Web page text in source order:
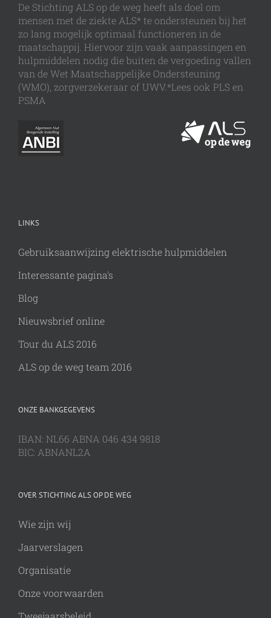
De Stichting ALS op de weg heeft als doel om
mensen met de ziekte ALS* te ondersteunen bij het
zo lang mogelijk optimaal functioneren in de
maatschappij. Hiervoor zijn vaak aanpassingen en
hulpmiddelen nodig die buiten de vergoeding vallen
van de Wet Maatschappelijke Ondersteuning
(WMO), zorgverzekeraar of UWV.*Lees ook PLS en
PSMA
LINKS
Gebruiksaanwijzing elektrische hulpmiddelen
Interessante pagina's
Blog
Nieuwsbrief online
Tour du ALS 2016
ALS op de weg team 2016
ONZE BANKGEGEVENS
IBAN: NL66 ABNA 046 434 9818
BIC: ABNANL2A
OVER STICHTING ALS OP DE WEG
Wie zijn wij
Jaarverslagen
Organisatie
Onze voorwaarden